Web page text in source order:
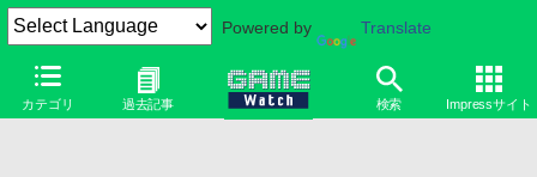
Powered by Translate
カテゴリ 過去記事 検索 Impressサイト